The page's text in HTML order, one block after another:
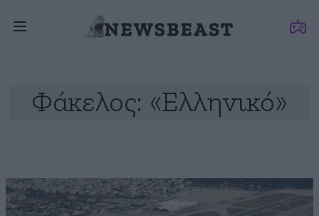
Φάκελος: «Ελληνικό»